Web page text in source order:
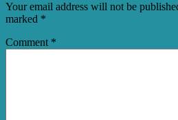
Your email address will not be
marked *
Comment *